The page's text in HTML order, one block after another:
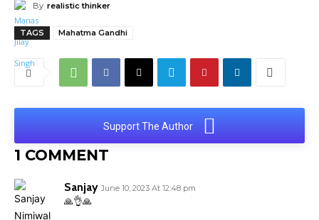
By realistic thinker
TAGS Mahatma Gandhi
Support The Author
1 COMMENT
Sanjay June 10, 2023 At 12:48 pm
🙏👌🙏